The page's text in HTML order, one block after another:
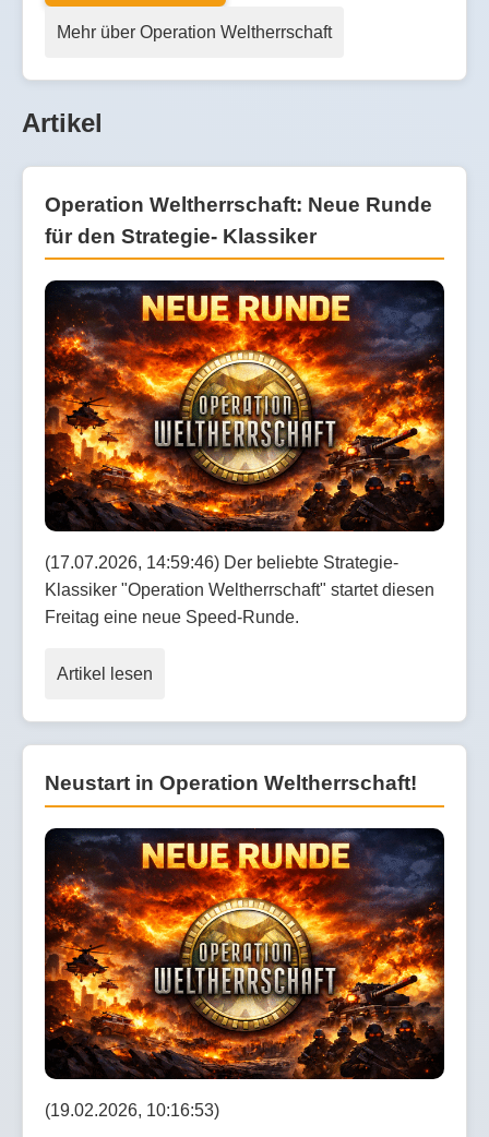
Mehr über Operation Weltherrschaft
Artikel
Operation Weltherrschaft: Neue Runde
für den Strategie- Klassiker
(17.07.2026, 14:59:46) Der beliebte Strategie-
Klassiker "Operation Weltherrschaft" startet diesen
Freitag eine neue Speed-Runde.
Artikel lesen
Neustart in Operation Weltherrschaft!
(19.02.2026, 10:16:53)